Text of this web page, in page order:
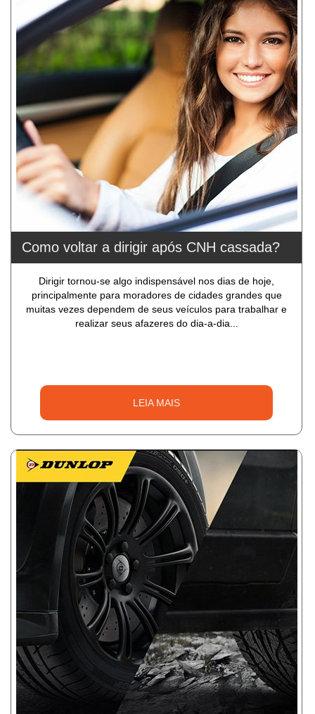
Como voltar a dirigir após CNH cassada?
Dirigir tornou-se algo indispensável nos dias de hoje,
principalmente para moradores de cidades grandes que
muitas vezes dependem de seus veículos para trabalhar e
realizar seus afazeres do dia-a-dia...
LEIA MAIS